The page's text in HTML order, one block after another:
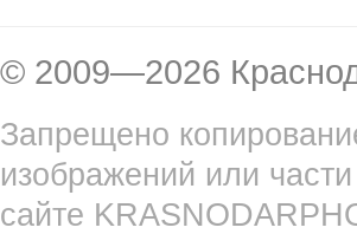
© 2009—2026
Запрещено
изображений или
сайте